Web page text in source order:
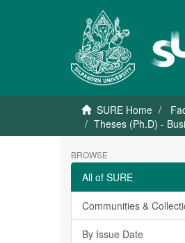
SURE Home
Theses (Ph.D) -
BROWSE
All of SURE
Communities &
By Issue Date